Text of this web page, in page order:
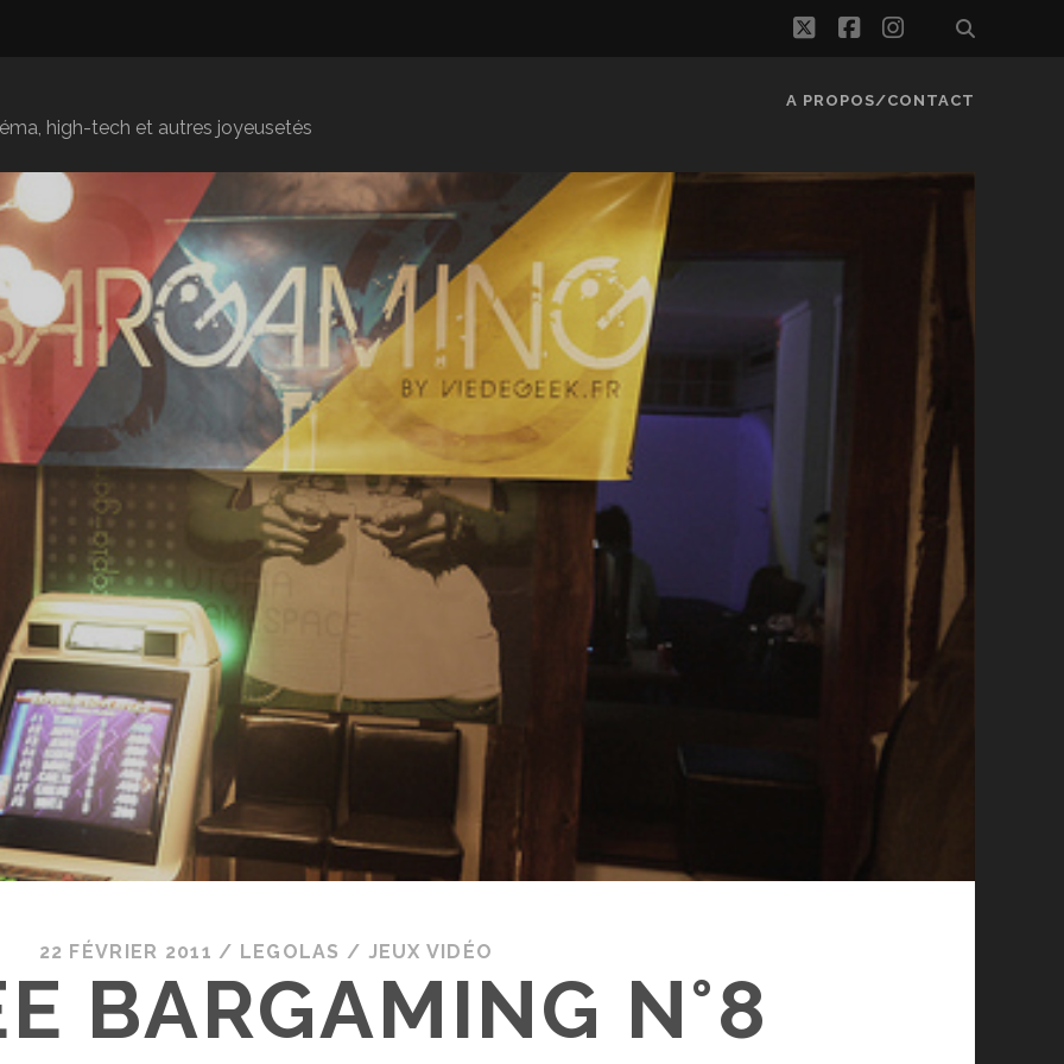
twitterfacebook
instagram
high-tech et autres joyeusetés
A PROPOS/CONTACT
22 FÉVRIER 2011 / LEGOLAS / JEUX VIDÉO
BARGAMING N°8